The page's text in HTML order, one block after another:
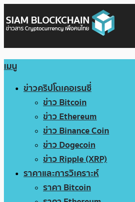
เมนู
ข่าวคริปโตเคอเรนซี่
ข่าว Bitcoin
ข่าว Ethereum
ข่าว Binance Coin
ข่าว Dogecoin
ข่าว Ripple (XRP)
ราคาและการวิเคราะห์
ราคา Bitcoin